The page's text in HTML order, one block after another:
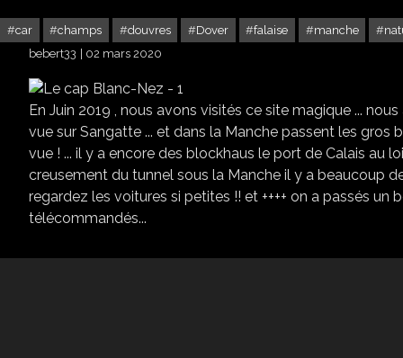
car champs douvres Dover falaise manche
bebert33
02 mars 2020
En Juin 2019 , nous avons visités ce site magique ...
vue sur Sangatte ... et dans la Manche passent les gros
vue ! ... il y a encore des blockhaus le port de Calais au
creusement du tunnel sous la Manche il y a beaucoup
regardez les voitures si petites !! et ++++ on a passés
télécommandés...